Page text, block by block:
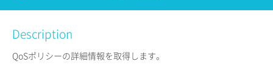
Pencil
サービス一覧
リファレンス
リリースノート
Description
QoSポリシーの詳細情報を取得します。